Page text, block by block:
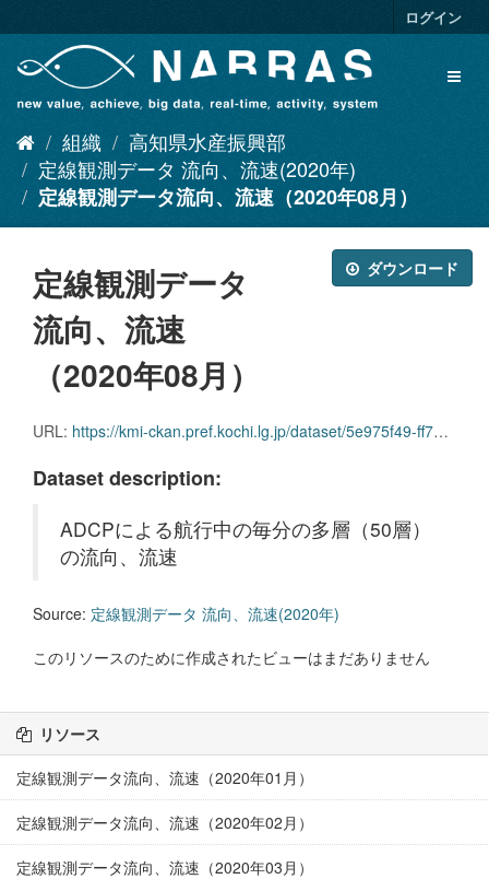
キ
ログイン
組織
高知県水産振興部
定線観測データ 流向、流速(2020年)
定線観測データ流向、流速（2020年08月）
ダウンロード
定線観測データ
流向、流速
（2020年08月）
URL: https://kmi-ckan.pref.kochi.lg.jp/dataset/5e975f49-ff76-497d-90dc-ba4cc8f02d56/resource/9bce0212-c385-48fa-a586-f9937f4336f5/download/teisenkansokudataryuukou_ryuusoku2020-08.zip
Dataset description:
ADCPによる航行中の毎分の多層（50層）
の流向、流速
Source: 定線観測データ 流向、流速(2020年)
このリソースのために作成されたビューはまだありません
リソース
定線観測データ流向、流速（2020年01月）
定線観測データ流向、流速（2020年02月）
定線観測データ流向、流速（2020年03月）